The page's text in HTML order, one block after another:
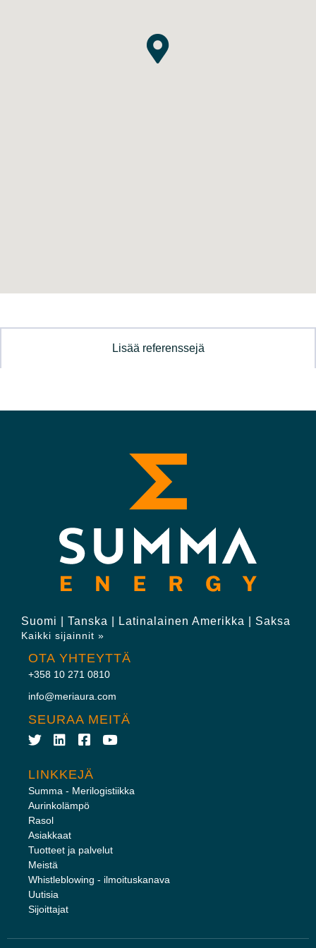
Lisää referenssejä
Suomi | Tanska | Latinalainen Amerikka | Saksa
Kaikki sijainnit »
OTA YHTEYTTÄ
+358 10 271 0810
info@meriaura.com
SEURAA MEITÄ
LINKKEJÄ
Summa - Merilogistiikka
Aurinkolämpö
Rasol
Asiakkaat
Tuotteet ja palvelut
Meistä
Whistleblowing - ilmoituskanava
Uutisia
Sijoittajat